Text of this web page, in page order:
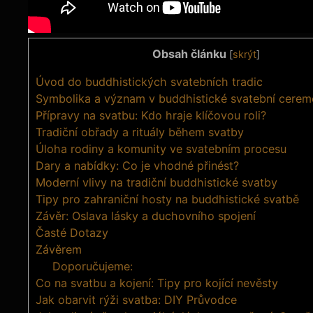
Obsah článku [skrýt]
Úvod do buddhistických svatebních tradic
Symbolika a význam v buddhistické svatební
Přípravy na svatbu: Kdo hraje klíčovou roli?
Tradiční obřady a rituály během svatby
Úloha rodiny a komunity ve svatebním procesu
Dary a nabídky: Co je vhodné přinést?
Moderní vlivy na tradiční buddhistické svatby
Tipy pro zahraniční hosty na buddhistické svatbě
Závěr: Oslava lásky a duchovního spojení
Časté Dotazy
Závěrem
Doporučujeme:
Co na svatbu a kojení: Tipy pro kojící nevěsty
Jak obarvit rýži svatba: DIY Průvodce